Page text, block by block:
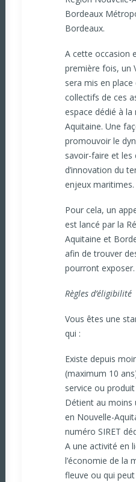
Bordeaux
Bordeaux.
A cette occasion
première fois, un
sera mis en place
collectifs de ces
espace dédié à
Aquitaine. Une
promouvoir le
savoir-faire et les
d’innovation du
enjeux maritimes.
Pour cela, un
est lancé par la
Aquitaine et
afin de trouver
pourront exposer.
Règles d’éligibilité
Vous êtes une
qui :
Existe depuis
(maximum 10
service ou
Détient au moins
en Nouvelle-
numéro SIRET
A une activité en
l’économie de la
fleuve ou qui